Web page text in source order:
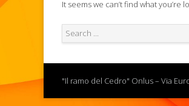
It seems we can’t find what you’re
"Il ramo del Cedro" Onlus – Via